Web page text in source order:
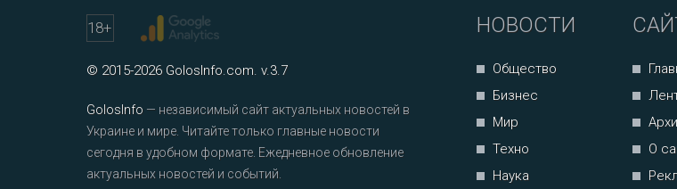
18+
© 2015-2026 GolosInfo.com. v.3.7
GolosInfo — независимый сайт актуальных новостей в
Украине и мире. Читайте только главные новости
сегодня в удобном формате. Ежедневное обновление
актуальных новостей и событий.
НОВОСТИ
Общество
Бизнес
Мир
Техно
Наука
О